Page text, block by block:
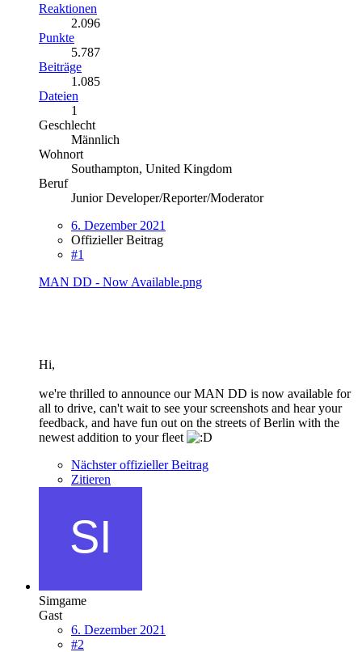
Reaktionen
2.096
Punkte
5.787
Beiträge
1.085
Dateien
1
Geschlecht
Männlich
Wohnort
Southampton, United Kingdom
Beruf
Junior Developer/Reporter/Moderator
6. Dezember 2021
Offizieller Beitrag
#1
MAN DD - Now Available.png
Hi,
we're thrilled to announce our MAN DD is now available for
all to drive, can't wait to see your screenshots and hear your
feedback, and have fun out on the streets of Berlin with the
newest addition to your fleet
Nächster offizieller Beitrag
Zitieren
Simgame
Gast
6. Dezember 2021
#2